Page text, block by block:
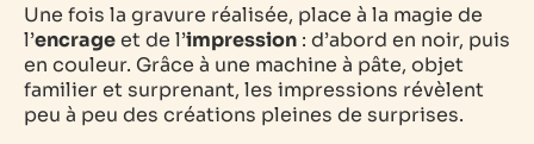
Une fois la gravure réalisée, place à la magie de
l’encrageet de l’impression : d’abord en noir, puis
en couleur. Grâce à une machine à pâte, objet
familier et surprenant, les impressions révèlent
peu à peu des créations pleines de surprises.